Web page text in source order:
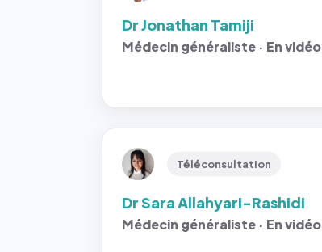
Dr Jonathan Tamiji
Médecin généraliste · En vidéo
Téléconsultation
Dr Sara Allahyari-Rashidi
Médecin généraliste · En vidéo